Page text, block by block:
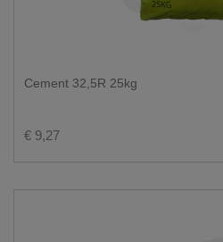
Cement 32,5R 25kg
€ 9,27